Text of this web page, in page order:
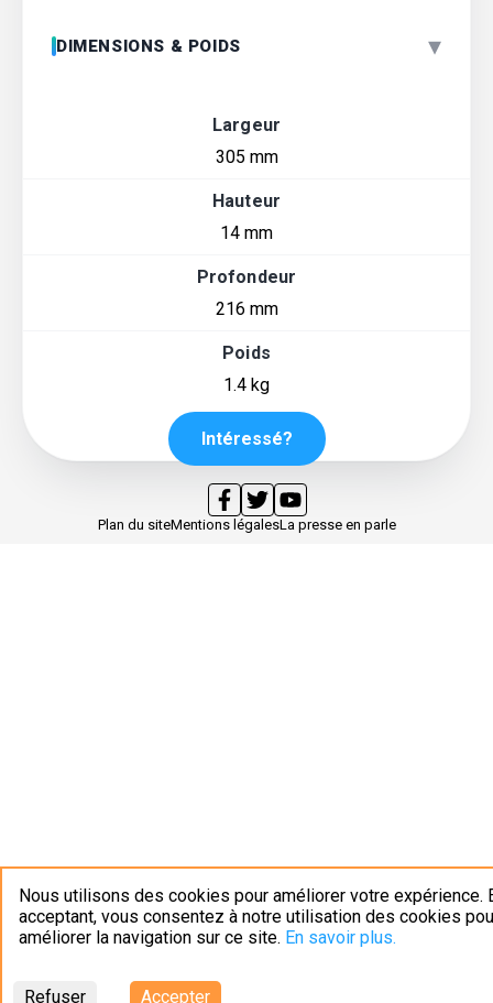
Nous utilisons des cookies pour améliorer votre expérience.
acceptant, vous consentez à notre utilisation des cookies
améliorer la navigation sur ce site. En savoir plus.
Refuser Accepter
DIMENSIONS & POIDS ▾
Largeur
305 mm
Hauteur
14 mm
Profondeur
216 mm
Poids
1.4 kg
Intéressé?
Plan du siteMentions légalesLa presse en parle